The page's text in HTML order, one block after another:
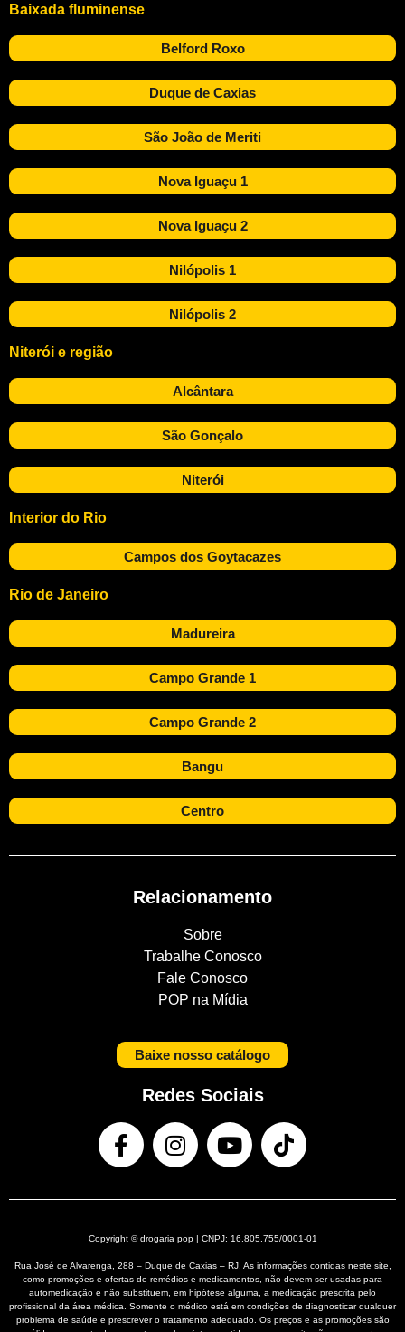
Baixada fluminense
Belford Roxo
Duque de Caxias
São João de Meriti
Nova Iguaçu 1
Nova Iguaçu 2
Nilópolis 1
Nilópolis 2
Niterói e região
Alcântara
São Gonçalo
Niterói
Interior do Rio
Campos dos Goytacazes
Rio de Janeiro
Madureira
Campo Grande 1
Campo Grande 2
Bangu
Centro
Relacionamento
Sobre
Trabalhe Conosco
Fale Conosco
POP na Mídia
Baixe nosso catálogo
Redes Sociais
Copyright © drogaria pop | CNPJ: 16.805.755/0001-01
Rua José de Alvarenga, 288 – Duque de Caxias – RJ. As informações contidas neste site,
como promoções e ofertas de remédios e medicamentos, não devem ser usadas para
automedicação e não substituem, em hipótese alguma, a medicação prescrita pelo
profissional da área médica. Somente o médico está em condições de diagnosticar qualquer
problema de saúde e prescrever o tratamento adequado. Os preços e as promoções são